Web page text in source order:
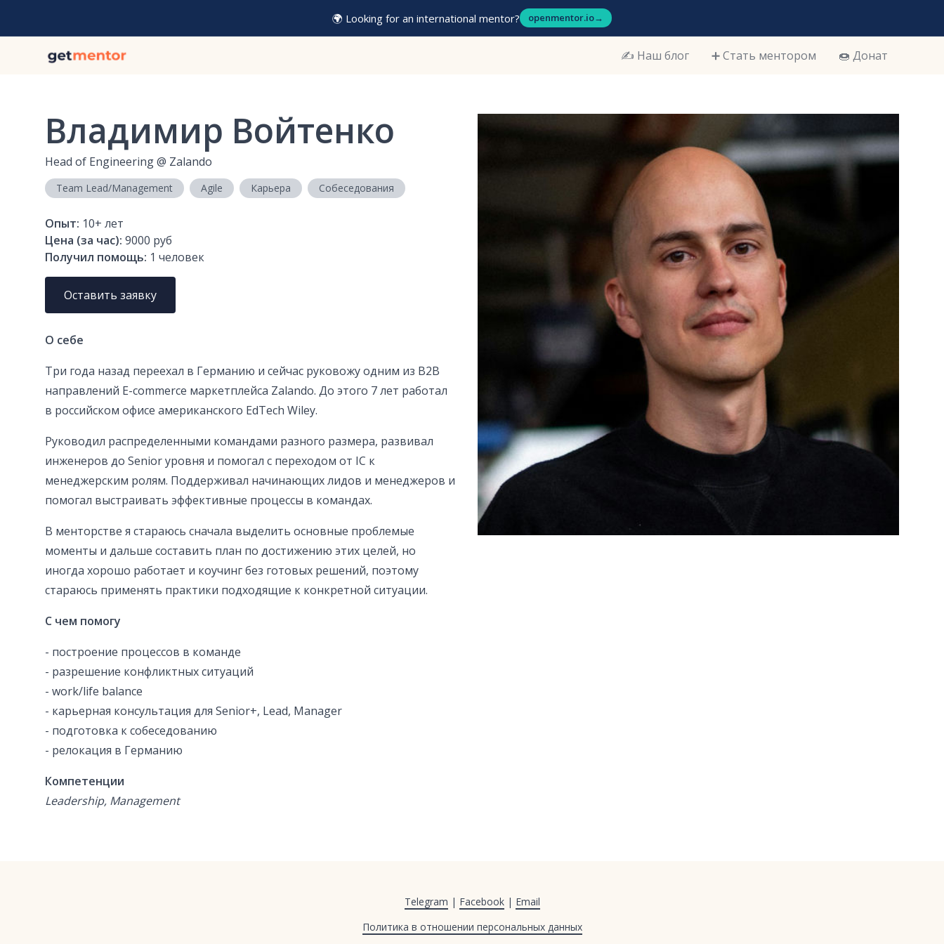
🌍 Looking for an international mentor? openmentor.io→
✍️ Наш блог ➕ Стать ментором 🍩 Донат
Владимир Войтенко
Head of Engineering@ Zalando
Team Lead/Management Agile Карьера Собеседования
Опыт: 10+ лет
Цена (за час): 9000 руб
Получил помощь: 1 человек
Оставить заявку
О себе
Три года назад переехал в Германию и сейчас руковожу одним из B2B
направлений E-commerce маркетплейса Zalando. До этого 7 лет работал
в российском офисе американского EdTech Wiley.
Руководил распределенными командами разного размера, развивал
инженеров до Senior уровня и помогал с переходом от IC к
менеджерским ролям. Поддерживал начинающих лидов и менеджеров и
помогал выстраивать эффективные процессы в командах.
В менторстве я стараюсь сначала выделить основные проблемые
моменты и дальше составить план по достижению этих целей, но
иногда хорошо работает и коучинг без готовых решений, поэтому
стараюсь применять практики подходящие к конкретной ситуации.
С чем помогу
- построение процессов в команде
- разрешение конфликтных ситуаций
- work/life balance
- карьерная консультация для Senior+, Lead, Manager
- подготовка к собеседованию
- релокация в Германию
Компетенции
Leadership, Management
Telegram | Facebook| Email
Политика в отношении персональных данных